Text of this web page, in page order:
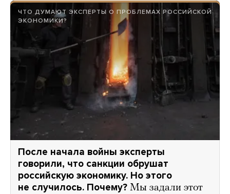
ЧТО ДУМАЮТ ЭКСПЕРТЫ О ПРОБЛЕМАХ РОССИЙСКОЙ
ЭКОНОМИКИ?
После начала войны эксперты
говорили, что санкции обрушат
российскую экономику. Но этого
не случилось. Почему? Мы задали этот